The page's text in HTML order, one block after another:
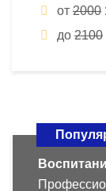
от 2000
до 2100